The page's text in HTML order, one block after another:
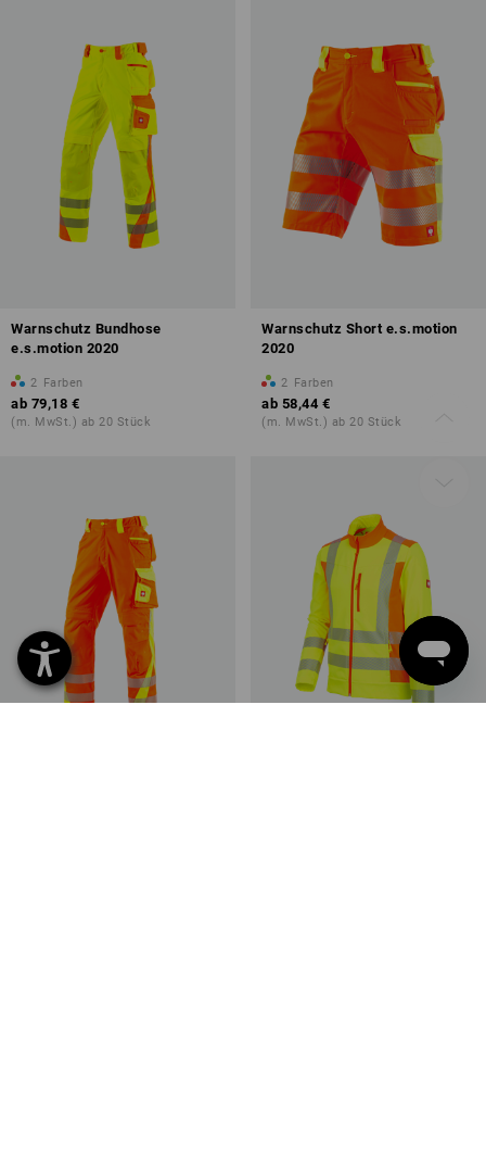
Warnschutz Bundhose
e.s.motion 2020
2 Farben
ab 79,18 €
(m. MwSt.) ab 20 Stück
Warnschutz Short e.s.motion
2020
2 Farben
ab 58,44 €
(m. MwSt.) ab 20 Stück